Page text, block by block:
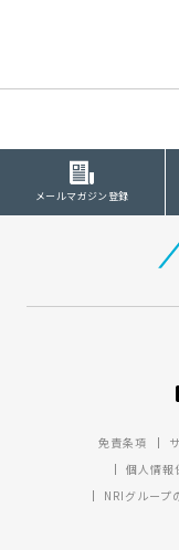
メールマガジン登録
免責条項
個人情報
NRIグループ